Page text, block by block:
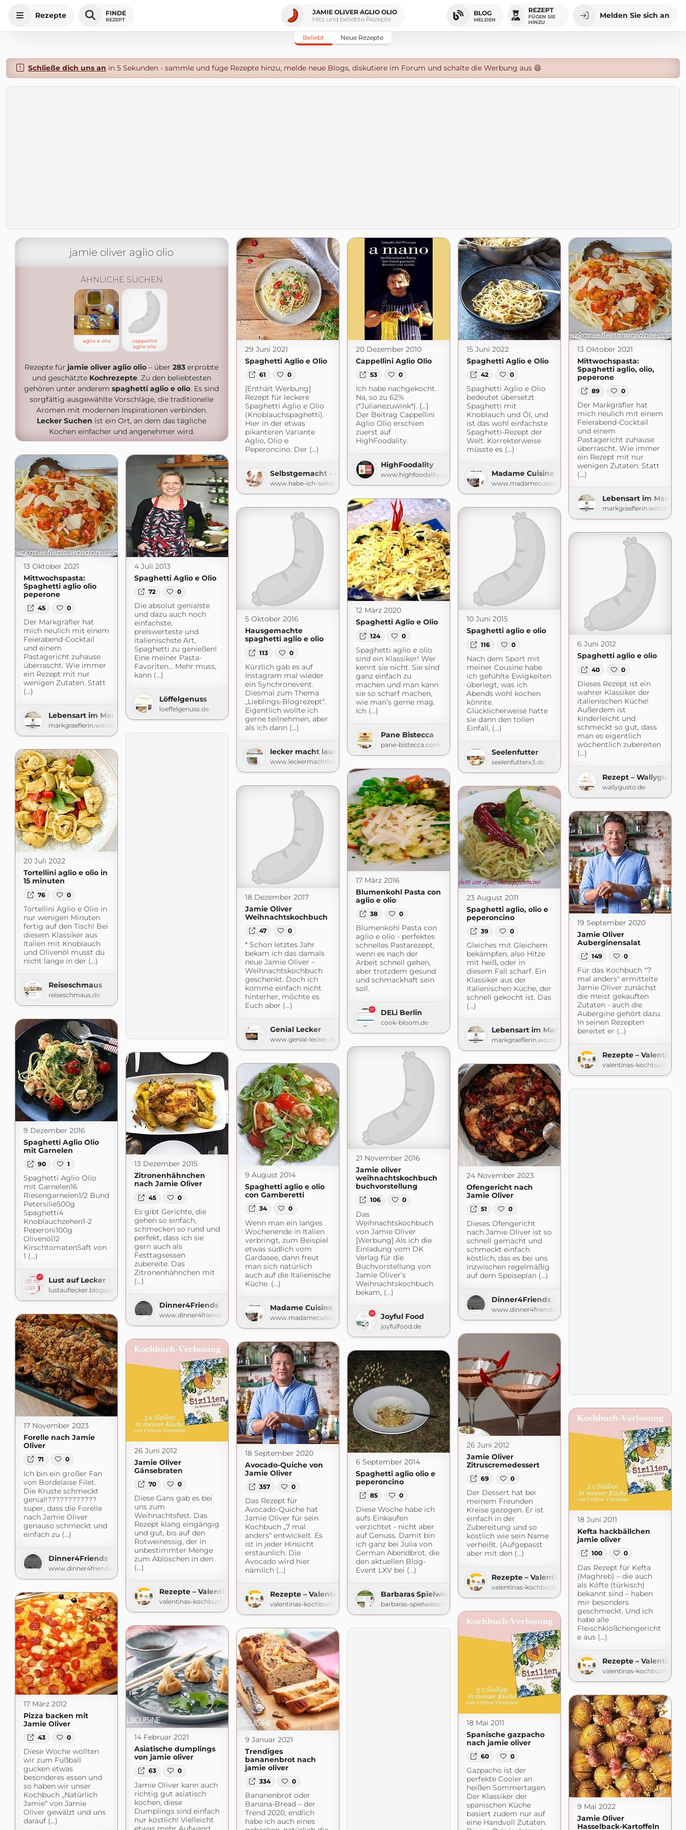
Rezepte FINDE
REZEPT
JAMIE OLIVER AGLIO OLIO
Hits und beliebte Rezepte
BLOG
MELDEN
REZEPT
FÜGEN SIE
HINZU
Melden Sie sich an
Beliebt Neue Rezepte
Schließe dich uns an in 5 Sekunden - sammle und füge Rezepte hinzu, melde neue Blogs, diskutiere im Forum und schalte die Werbung aus 😄
jamie oliver aglio olio
ÄHNLICHE SUCHEN
aglio e olio
cappellini
aglio olio
Rezepte für jamie oliver aglio olio – über 283 erprobte
und geschätzte Kochrezepte. Zu den beliebtesten
gehören unter anderem spaghetti aglio e olio. Es sind
sorgfältig ausgewählte Vorschläge, die traditionelle
Aromen mit modernen Inspirationen verbinden.
Lecker Suchen ist ein Ort, an dem das tägliche
Kochen einfacher und angenehmer wird.
29 Juni 2021
Spaghetti Aglio e Olio
61 0
[Enthält Werbung]
Rezept für leckere
Spaghetti Aglio e Olio
(Knoblauchspaghetti).
Hier in der etwas
pikanteren Variante
Aglio, Olio e
Peperoncino. Der (...)
Selbstgemacht - Der Foodblog
www.habe-ich-selbstgemacht.de
20 Dezember 2010
Cappellini Aglio Olio
53 0
Ich habe nachgekocht.
Na, so zu 62%
(*Julianezuwink*). [...]
Der Beitrag Cappellini
Aglio Olio erschien
zuerst auf
HighFoodality.
HighFoodality
www.highfoodality.com
15 Juni 2022
Spaghetti Aglio e Olio
42 0
Spaghetti Aglio e Olio
bedeutet übersetzt
Spaghetti mit
Knoblauch und Öl, und
ist das wohl einfachste
Spaghetti-Rezept der
Welt. Korrekterweise
müsste es (...)
Madame Cuisine
www.madamecuisine.de
13 Oktober 2021
Mittwochspasta:
Spaghetti aglio, olio,
peperone
89 0
Der Markgräfler hat
mich neulich mit einem
Feierabend-Cocktail
und einem
Pastagericht zuhause
überrascht. Wie immer
ein Rezept mit nur
wenigen Zutaten. Statt
(...)
Lebensart im
13 Oktober 2021
Mittwochspasta:
Spaghetti aglio olio
peperone
45 0
Der Markgräfler hat
mich neulich mit einem
Feierabend-Cocktail
und einem
Pastagericht zuhause
überrascht. Wie immer
ein Rezept mit nur
wenigen Zutaten. Statt
(...)
Lebensart im Markgräflerland
markgraeflerin.wordpress.com
4 Juli 2013
Spaghetti Aglio e Olio
72 0
Die absolut genialste
und dazu auch noch
einfachste,
preiswerteste und
italienischste Art,
Spaghetti zu genießen!
Eine meiner Pasta-
Favoriten… Mehr muss,
kann (...)
Löffelgenuss
loeffelgenuss.de
12 März 2020
Spaghetti Aglio e Olio
124 0
Spaghetti aglio e olio
sind ein Klassiker! Wer
kennt sie nicht. Sie sind
ganz einfach zu
machen und man kann
sie so scharf machen,
wie man’s gerne mag.
Ich (...)
Pane Bistecca
pane-bistecca.com
5 Oktober 2016
Hausgemachte
spaghetti aglio e olio
113 0
Kürzlich gab es auf
Instagram mal wieder
ein Synchronevent.
Diesmal zum Thema
„Lieblings-Blogrezept“.
Eigentlich wollte ich
gerne teilnehmen, aber
als ich dann (...)
lecker macht laune
www.leckermachtlaune.de
10 Juni 2015
Spaghetti aglio e olio
116 0
Nach dem Sport mit
meiner Cousine habe
ich gefühlte Ewigkeiten
überlegt, was ich
Abends wohl kochen
könnte.
Glücklicherweise hatte
sie dann den tollen
Einfall, (...)
Seelenfutter
seelenfutterx3.de
6 Juni 2012
Spaghetti aglio e olio
40 0
Dieses Rezept ist ein
wahrer Klassiker der
italienischen Küche!
Außerdem ist
kinderleicht und
schmeckt so gut, dass
man es eigentlich
wöchentlich zubereiten
(...)
Rezept – Wallygusto
wallygusto.de
20 Juli 2022
Tortellini aglio e olio in
15 minuten
76 0
Tortellini Aglio e Olio in
nur wenigen Minuten
fertig auf den Tisch! Bei
diesem Klassiker aus
Italien mit Knoblauch
und Olivenöl musst du
nicht lange in der (...)
Reiseschmaus
reiseschmaus.de
17 März 2016
Blumenkohl Pasta con
aglio e olio
38 0
Blumenkohl Pasta con
aglio e olio - perfektes
schnelles Pastarezept,
wenn es nach der
Arbeit schnell gehen,
aber trotzdem gesund
und schmackhaft sein
soll.
DELi Berlin
cook-bloom.de
18 Dezember 2017
Jamie Oliver
Weihnachtskochbuch
47 0
* Schon letztes Jahr
bekam ich das damals
neue Jamie Oliver –
Weihnachtskochbuch
geschenkt. Doch ich
komme einfach nicht
hinterher, möchte es
Euch aber (...)
Genial Lecker
www.genial-lecker.de
23 August 2011
Spaghetti aglio, olio e
peperoncino
39 0
Gleiches mit Gleichem
bekämpfen, also Hitze
mit heiß, oder in
diesem Fall scharf. Ein
Klassiker aus der
italienischen Küche, der
schnell gekocht ist. Das
(...)
Lebensart im Markgräflerland
markgraeflerin.wordpress.com
19 September 2020
Jamie Oliver
Auberginensalat
149 0
Für das Kochbuch "7
mal anders" ermittelte
Jamie Oliver zunächst
die meist gekauften
Zutaten - auch die
Aubergine gehört dazu.
In seinen Rezepten
bereitet er (...)
Rezepte –
valentinas-kochbuch.de
9 Dezember 2016
Spaghetti Aglio Olio
mit Garnelen
90 1
Spaghetti Aglio Olio
mit Garnelen16
Riesengarnelen1/2 Bund
Petersilie500g
Spaghetti4
Knoblauchzehen1-2
Peperoni100g
Olivenöl12
KirschtomatenSaft von
1 (...)
Lust auf Lecker
lustauflecker.blogspot.com
21 November 2016
Jamie oliver
weihnachtskochbuch
buchvorstellung
106 0
Das
Weihnachtskochbuch
von Jamie Oliver
[Werbung] Als ich die
Einladung vom DK
Verlag für die
Buchvorstellung von
Jamie Oliver’s
Weihnachtskochbuch
bekam, (...)
Joyful Food
joyfulfood.de
13 Dezember 2015
Zitronenhähnchen
nach Jamie Oliver
45 0
Es gibt Gerichte, die
gehen so einfach,
schmecken so rund und
perfekt, dass ich sie
gern auch als
Festtagsessen
zubereite. Das
Zitronenhähnchen mit
(...)
Dinner4Friends
www.dinner4friends.de
9 August 2014
Spaghetti aglio e olio
con Gamberetti
34 0
Wenn man ein langes
Wochenende in Italien
verbringt, zum Beispiel
etwas südlich vom
Gardasee, dann freut
man sich natürlich
auch auf die Italienische
Küche. (...)
Madame Cuisine
www.madamecuisine.de
24 November 2023
Ofengericht nach
Jamie Oliver
51 0
Dieses Ofengericht
nach Jamie Oliver ist so
schnell gemacht und
schmeckt einfach
köstlich, das es bei uns
inzwischen regelmäßig
auf dem Speiseplan (...)
Dinner4Friends
www.dinner4friends.de
17 November 2023
Forelle nach Jamie
Oliver
71 0
Ich bin ein großer Fan
von Bordelaise Filet.
Die Kruste schmeckt
genial!????????????
super, dass die Forelle
nach Jamie Oliver
genauso schmeckt und
einfach zu (...)
Dinner4Friends
www.dinner4friends.de
26 Juni 2012
Jamie Oliver
Zitruscremedessert
69 0
Der Dessert hat bei
meinem Freunden
Kreise gezogen. Er ist
einfach in der
Zubereitung und so
köstlich wie sein Name
verheißt. (Aufgepasst
aber mit den (...)
Rezepte – Valentinas-Kochbuch.de
valentinas-kochbuch.de
26 Juni 2012
Jamie Oliver
Gänsebraten
70 0
Diese Gans gab es bei
uns zum
Weihnachtsfest. Das
Rezept klang eingängig
und gut, bis auf den
Rotweinessig, der in
unbestimmter Menge
zum Ablöschen in den
(...)
Rezepte – Valentinas-Kochbuch.de
valentinas-kochbuch.de
18 September 2020
Avocado-Quiche von
Jamie Oliver
357 0
Das Rezept für
Avocado-Quiche hat
Jamie Oliver für sein
Kochbuch „7 mal
anders“ entwickelt. Es
ist in jeder Hinsicht
erstaunlich. Die
Avocado wird hier
nämlich (...)
Rezepte – Valentinas-Kochbuch.de
valentinas-kochbuch.de
6 September 2014
Spaghetti aglio olio e
peperoncino
85 0
Diese Woche habe ich
aufs Einkaufen
verzichtet - nicht aber
auf Genuss. Damit bin
ich ganz bei Julia von
German Abendbrot, die
den aktuellen Blog-
Event LXV bei (...)
Barbaras Spielwiese
barbaras-spielwiese.blogspot.com
18 Juni 2011
Kefta hackbällchen
jamie oliver
100 0
Das Rezept für Kefta
(Maghreb) – die auch
als Köfte (türkisch)
bekannt sind – haben
mir besonders
geschmeckt. Und ich
habe alle
Fleischklößchengericht
e aus (...)
Rezepte –
valentinas-kochbuch.de
17 März 2012
Pizza backen mit
Jamie Oliver
43 0
Diese Woche wollten
wir zum Fußball
gucken etwas
besonderes essen und
so haben wir unser
Kochbuch „Natürlich
Jamie“ von Jamie
Oliver gewälzt und uns
darauf (...)
18 Mai 2011
Spanische gazpacho
nach jamie oliver
60 0
Gazpacho ist der
perfekte Cooler an
heißen Sommertagen.
Der Klassiker der
spanischen Küche
basiert zudem nur auf
eine Handvoll Zutaten.
14 Februar 2021
Asiatische dumplings
von jamie oliver
63 0
Jamie Oliver kann auch
richtig gut asiatisch
kochen, diese
Dumplings sind einfach
nur köstlich! Vielleicht
9 Januar 2021
Trendiges
bananenbrot nach
jamie oliver
334 0
Bananenbrot oder
Banana-Bread – der
Trend 2020, endlich
habe ich auch eines
9 Mai 2022
Jamie Oliver
Hasselback-Kartoffeln